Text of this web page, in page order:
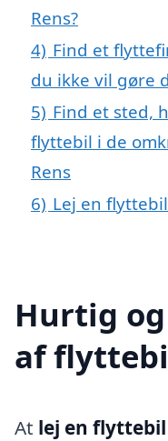
Rens?
4) Find et
du ikke vil gøre
5) Find et sted,
flyttebil i de
Rens
6) Lej en
Hurtig
af
At lej en flyttebil